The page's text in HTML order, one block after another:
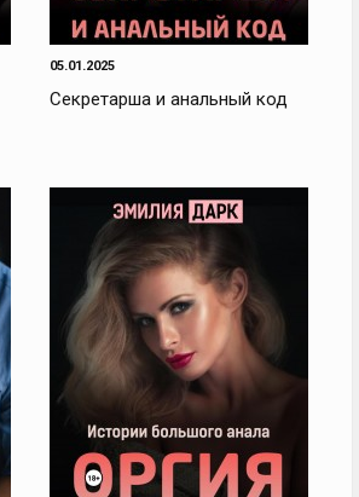
05.01.2025
Секретарша и анальный код